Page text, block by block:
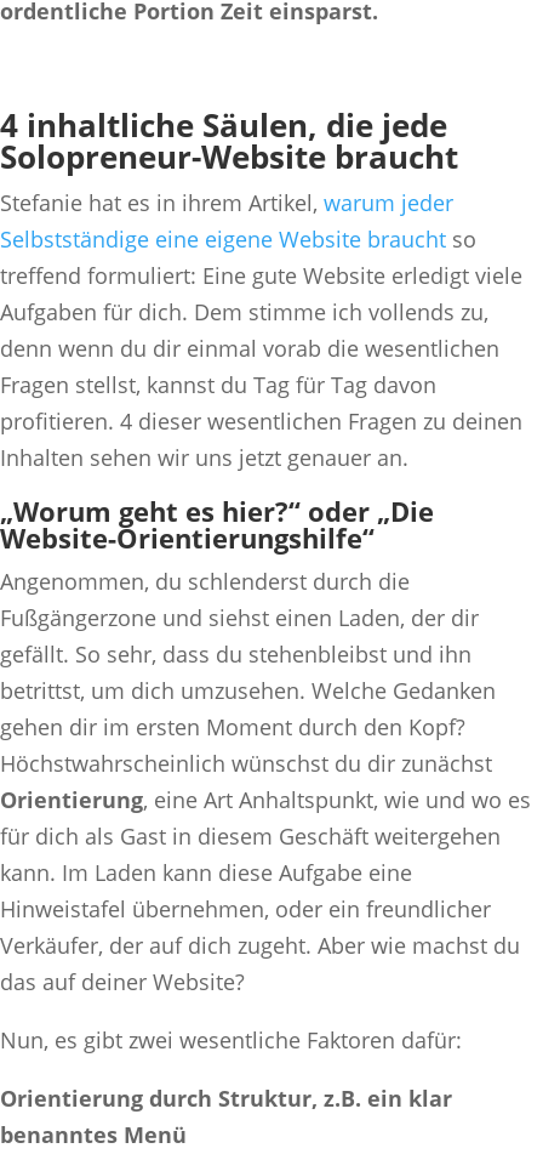
ordentliche Portion Zeit einsparst.
4 inhaltliche Säulen, die jede
Solopreneur-Website braucht
Stefanie hat es in ihrem Artikel, warum jeder
Selbstständige eine eigene Website braucht so
treffend formuliert: Eine gute Website erledigt viele
Aufgaben für dich. Dem stimme ich vollends zu,
denn wenn du dir einmal vorab die wesentlichen
Fragen stellst, kannst du Tag für Tag davon
profitieren. 4 dieser wesentlichen Fragen zu deinen
Inhalten sehen wir uns jetzt genauer an.
„Worum geht es hier?“ oder „Die
Website-Orientierungshilfe“
Angenommen, du schlenderst durch die
Fußgängerzone und siehst einen Laden, der dir
gefällt. So sehr, dass du stehenbleibst und ihn
betrittst, um dich umzusehen. Welche Gedanken
gehen dir im ersten Moment durch den Kopf?
Höchstwahrscheinlich wünschst du dir zunächst
Orientierung, eine Art Anhaltspunkt, wie und wo es
für dich als Gast in diesem Geschäft weitergehen
kann. Im Laden kann diese Aufgabe eine
Hinweistafel übernehmen, oder ein freundlicher
Verkäufer, der auf dich zugeht. Aber wie machst du
das auf deiner Website?
Nun, es gibt zwei wesentliche Faktoren dafür:
Orientierung durch Struktur, z.B. ein klar
benanntes Menü